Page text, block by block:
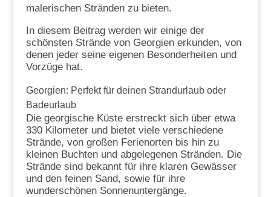
malerischen Stränden zu bieten.
In diesem Beitrag werden wir einige der
schönsten Strände von Georgien erkunden, von
denen jeder seine eigenen Besonderheiten und
Vorzüge hat.
Georgien: Perfekt für deinen Strandurlaub oder
Badeurlaub
Die georgische Küste erstreckt sich über etwa
330 Kilometer und bietet viele verschiedene
Strände, von großen Ferienorten bis hin zu
kleinen Buchten und abgelegenen Stränden. Die
Strände sind bekannt für ihre klaren Gewässer
und den feinen Sand, sowie für ihre
wunderschönen Sonnenuntergänge.